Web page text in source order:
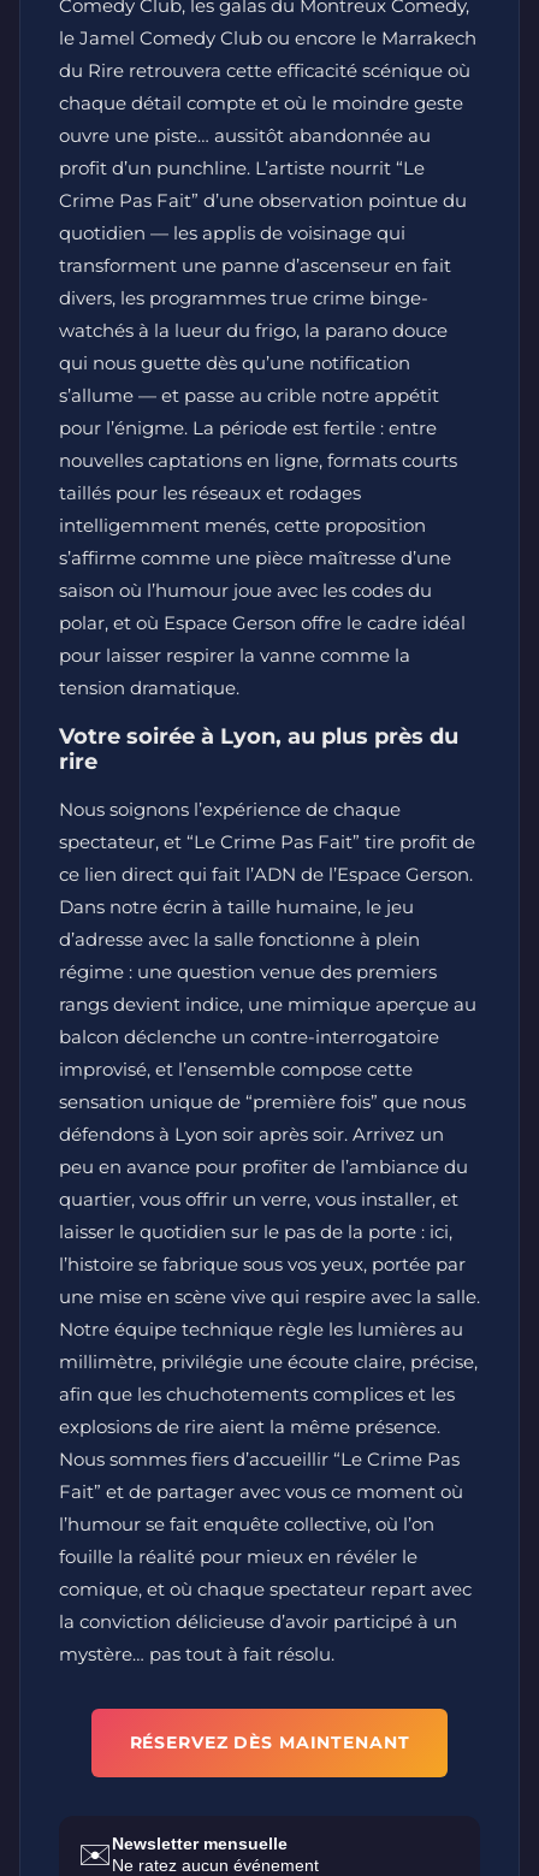
Comedy Club, les galas du Montreux Comedy,
le Jamel Comedy Club ou encore le Marrakech
du Rire retrouvera cette efficacité scénique où
chaque détail compte et où le moindre geste
ouvre une piste… aussitôt abandonnée au
profit d’un punchline. L’artiste nourrit “Le
Crime Pas Fait” d’une observation pointue du
quotidien — les applis de voisinage qui
transforment une panne d’ascenseur en fait
divers, les programmes true crime binge-
watchés à la lueur du frigo, la parano douce
qui nous guette dès qu’une notification
s’allume — et passe au crible notre appétit
pour l’énigme. La période est fertile : entre
nouvelles captations en ligne, formats courts
taillés pour les réseaux et rodages
intelligemment menés, cette proposition
s’affirme comme une pièce maîtresse d’une
saison où l’humour joue avec les codes du
polar, et où Espace Gerson offre le cadre idéal
pour laisser respirer la vanne comme la
tension dramatique.
Votre soirée à Lyon, au plus près du
rire
Nous soignons l’expérience de chaque
spectateur, et “Le Crime Pas Fait” tire profit de
ce lien direct qui fait l’ADN de l’Espace Gerson.
Dans notre écrin à taille humaine, le jeu
d’adresse avec la salle fonctionne à plein
régime : une question venue des premiers
rangs devient indice, une mimique aperçue au
balcon déclenche un contre-interrogatoire
improvisé, et l’ensemble compose cette
sensation unique de “première fois” que nous
défendons à Lyon soir après soir. Arrivez un
peu en avance pour profiter de l’ambiance du
quartier, vous offrir un verre, vous installer, et
laisser le quotidien sur le pas de la porte : ici,
l’histoire se fabrique sous vos yeux, portée par
une mise en scène vive qui respire avec la salle.
Notre équipe technique règle les lumières au
millimètre, privilégie une écoute claire, précise,
afin que les chuchotements complices et les
explosions de rire aient la même présence.
Nous sommes fiers d’accueillir “Le Crime Pas
Fait” et de partager avec vous ce moment où
l’humour se fait enquête collective, où l’on
fouille la réalité pour mieux en révéler le
comique, et où chaque spectateur repart avec
la conviction délicieuse d’avoir participé à un
mystère… pas tout à fait résolu.
RÉSERVEZ DÈS MAINTENANT
✉️Newsletter mensuelle
Ne ratez aucun événement